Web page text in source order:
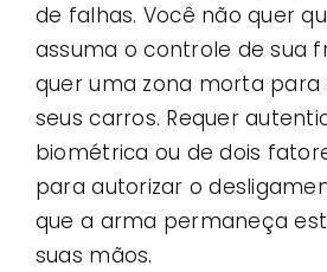
de falhas. Você não quer
assuma o controle de sua
quer uma zona morta para
seus carros. Requer
biométrica ou de dois
para autorizar o
que a arma permaneça
suas mãos.